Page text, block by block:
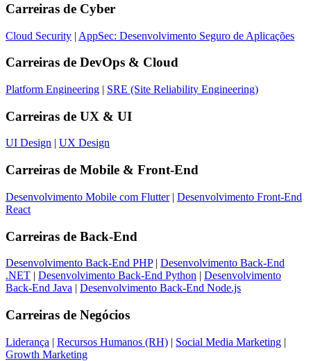
Carreiras de Cyber
Cloud Security | AppSec: Desenvolvimento Seguro de Aplicações
Carreiras de DevOps & Cloud
Platform Engineering | SRE (Site Reliability Engineering)
Carreiras de UX & UI
UI Design UX Design
Carreiras de Mobile & Front-End
Desenvolvimento Mobile com Flutter| Desenvolvimento Front-End
React
Carreiras de Back-End
Desenvolvimento Back-End PHP| Desenvolvimento Back-End
.NET | Desenvolvimento Back-End Python | Desenvolvimento
Back-End Java | Desenvolvimento Back-End Node.js
Carreiras de Negócios
Liderança | Recursos Humanos (RH) | Social Media Marketing |
Growth Marketing